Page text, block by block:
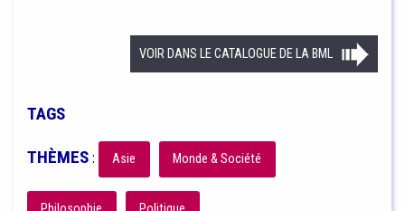
VOIR DANS LE CATALOGUE DE LA BML
TAGS
THÈMES: Asie Monde & Société